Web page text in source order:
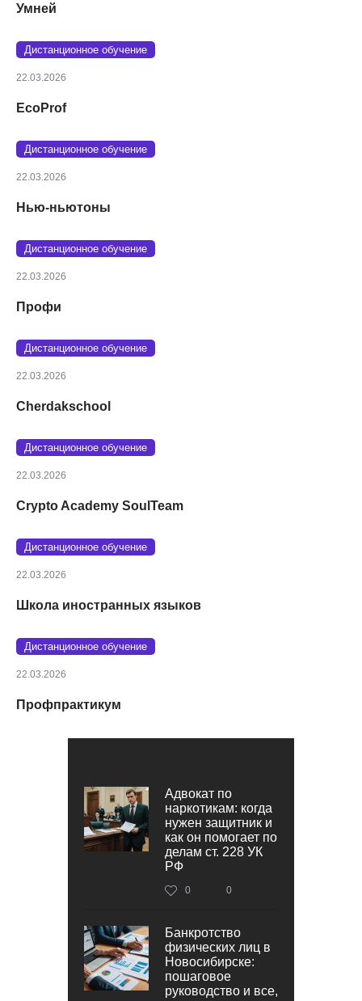
Умней
Дистанционное обучение
22.03.2026
EcoProf
Дистанционное обучение
22.03.2026
Нью-ньютоны
Дистанционное обучение
22.03.2026
Профи
Дистанционное обучение
22.03.2026
Cherdakschool
Дистанционное обучение
22.03.2026
Crypto Academy SoulTeam
Дистанционное обучение
22.03.2026
Школа иностранных языков
Дистанционное обучение
22.03.2026
Профпрактикум
Адвокат по
наркотикам: когда
нужен защитник и
как он помогает по
делам ст. 228 УК
РФ
0 0
Банкротство
физических лиц в
Новосибирске:
пошаговое
руководство и все,